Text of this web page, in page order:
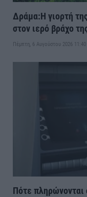
Δράμα:Η γιορτή
στον ιερό βράχο
Πέμπτη, 6 Αυγούστου 2026
Πότε πληρώνονται